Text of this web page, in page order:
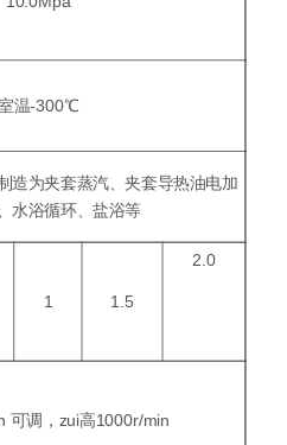
温-300℃
造为夹套蒸汽、夹套导热油电加
水浴循环、盐浴等
1 1.5
2.0
可调，zui高1000r/min